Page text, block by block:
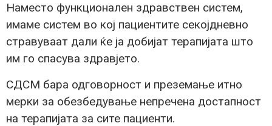
Наместо функционален здравствен систем,
имаме систем во кој пациентите секојдневно
стравуваат дали ќе ја добијат терапијата што
им го спасува здравјето.
СДСМ бара одговорност и преземање итно
мерки за обезбедување непречена достапност
на терапијата за сите пациенти.